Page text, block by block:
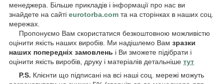
менеджера. Більше прикладів і інформації про нас ви
знайдете на сайті eurotorba.com та на сторінках в наших соц.
мережах.
Пропонуємо Вам скористатися безкоштовною можливістю
оцінити якість наших виробів. Ми надішлемо Вам зразки
наших попередніх замовлень і Ви зможете підібрати і
оцінити якість виробів, друку і матеріалів детальніше тут
P.S. Клієнти що підписані на всі наші соц. мережі можуть